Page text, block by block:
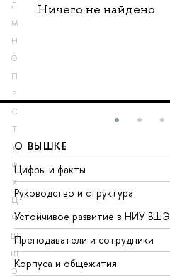
Л
М
Н
О
П
Р
С
Т
У
Ф
Х
Ц
Ч
Ш
Щ
Э
Ничего не найдено
О ВЫШКЕ
Цифры и факты
Руководство и структура
Устойчивое развитие в НИУ ВШЭ
Преподаватели и сотрудники
Корпуса и общежития